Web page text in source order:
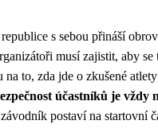
s sebou přináší
musí zajistit, aby
na to, zda jde o zkušené
účastníků je vždy
postaví na startovní